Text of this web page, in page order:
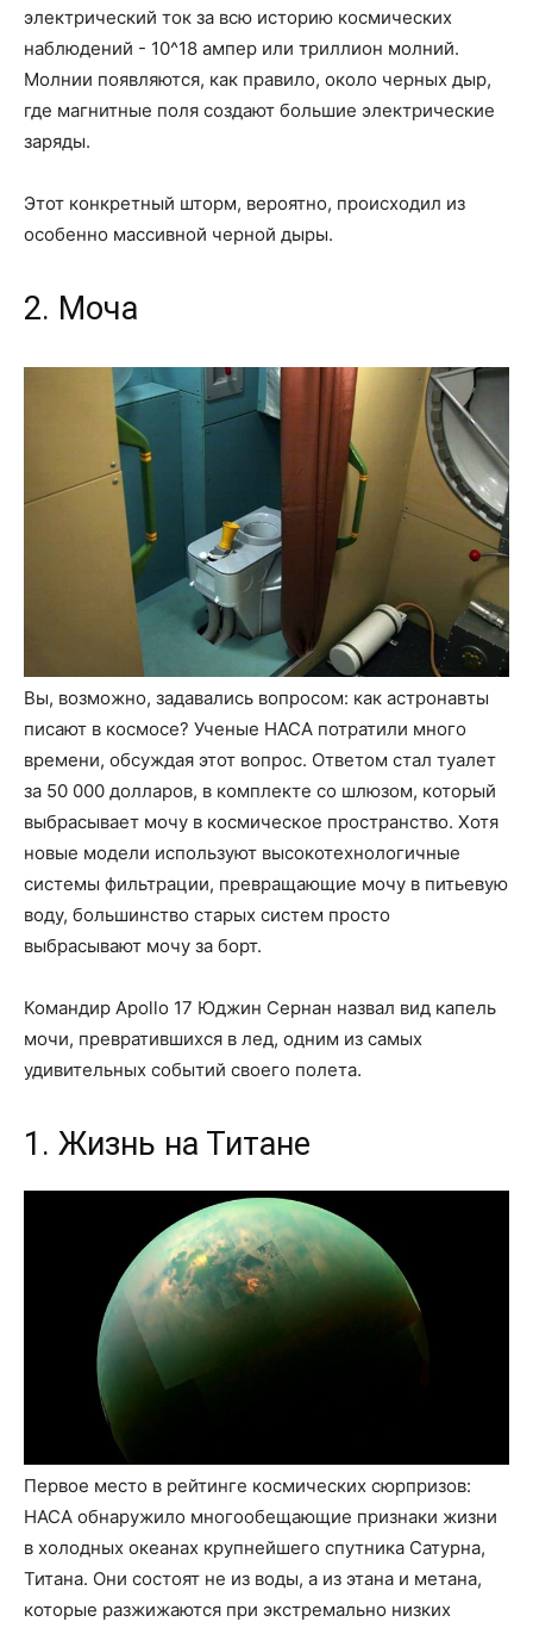
электрический ток за всю историю космических
наблюдений - 10^18 ампер или триллион молний.
Молнии появляются, как правило, около черных дыр,
где магнитные поля создают большие электрические
заряды.
Этот конкретный шторм, вероятно, происходил из
особенно массивной черной дыры.
2. Моча
Вы, возможно, задавались вопросом: как астронавты
писают в космосе? Ученые НАСА потратили много
времени, обсуждая этот вопрос. Ответом стал туалет
за 50 000 долларов, в комплекте со шлюзом, который
выбрасывает мочу в космическое пространство. Хотя
новые модели используют высокотехнологичные
системы фильтрации, превращающие мочу в питьевую
воду, большинство старых систем просто
выбрасывают мочу за борт.
Командир Apollo 17 Юджин Сернан назвал вид капель
мочи, превратившихся в лед, одним из самых
удивительных событий своего полета.
1. Жизнь на Титане
Первое место в рейтинге космических сюрпризов:
НАСА обнаружило многообещающие признаки жизни
в холодных океанах крупнейшего спутника Сатурна,
Титана. Они состоят не из воды, а из этана и метана,
которые разжижаются при экстремально низких